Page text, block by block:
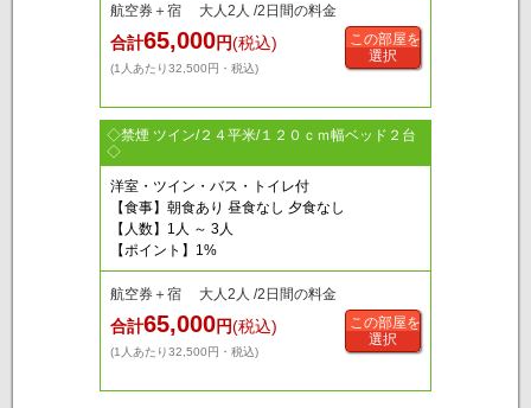
航空券＋宿 大人2人 /2日間の料金
合計65,000円(税込)
(1人あたり32,500円・税込)
この部屋を
選択
◇禁煙 ツイン/２４平米/１２０ｃｍ幅ベッド２台
◇
洋室・ツイン・バス・トイレ付
【食事】朝食あり 昼食なし 夕食なし
【人数】1人 ～ 3人
【ポイント】1%
航空券＋宿 大人2人 /2日間の料金
合計65,000円(税込)
(1人あたり32,500円・税込)
この部屋を
選択